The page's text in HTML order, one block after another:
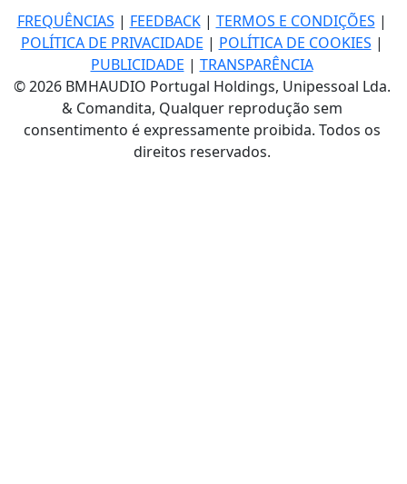
FREQUÊNCIAS | FEEDBACK| TERMOS E CONDIÇÕES |
POLÍTICA DE PRIVACIDADE | POLÍTICA DE COOKIES |
PUBLICIDADE | TRANSPARÊNCIA
© 2026 BMHAUDIO Portugal Holdings, Unipessoal Lda.
& Comandita, Qualquer reprodução sem
consentimento é expressamente proibida. Todos os
direitos reservados.